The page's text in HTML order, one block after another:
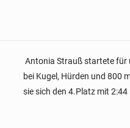
Antonia Strauß startete für
bei Kugel, Hürden und 800
sie sich den 4.Platz mit 2:44